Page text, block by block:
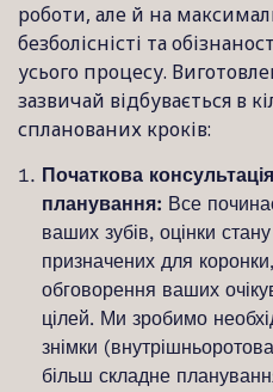
роботи, але й на
безболісністі та
усього процесу.
зазвичай відбувається в
спланованих кроків:
Початкова
планування: Все
ваших зубів, оцінки
призначених для
обговорення ваших
цілей. Ми зробимо
знімки
більш складне